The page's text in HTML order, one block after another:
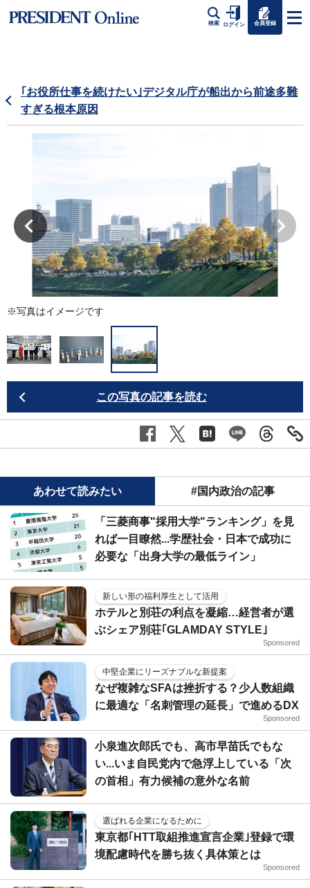
検索 ログイン 会員登録
｢お役所仕事を続けたい｣デジタル庁が船出から前途多難
すぎる根本原因
※写真はイメージです
この写真の記事を読む
あわせて読みたい #国内政治の記事
「三菱商事"採用大学"ランキング」を見
れば一目瞭然...学歴社会・日本で成功に
必要な「出身大学の最低ライン」
新しい形の福利厚生として活用
ホテルと別荘の利点を凝縮…経営者が選
ぶシェア別荘｢GLAMDAY STYLE｣
Sponsored
中堅企業にリーズナブルな新提案
なぜ複雑なSFAは挫折する？少人数組織
に最適な「名刺管理の延長」で進めるDX
Sponsored
小泉進次郎氏でも、高市早苗氏でもな
い...いま自民党内で急浮上している「次
の首相」有力候補の意外な名前
選ばれる企業になるために
東京都｢HTT取組推進宣言企業｣登録で環
境配慮時代を勝ち抜く具体策とは
Sponsored